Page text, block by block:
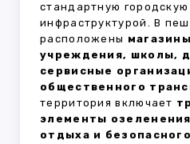
стандартную
инфраструктурой. В
расположены
учреждения, школы,
сервисные
общественного
территория включает
элементы
отдыха и